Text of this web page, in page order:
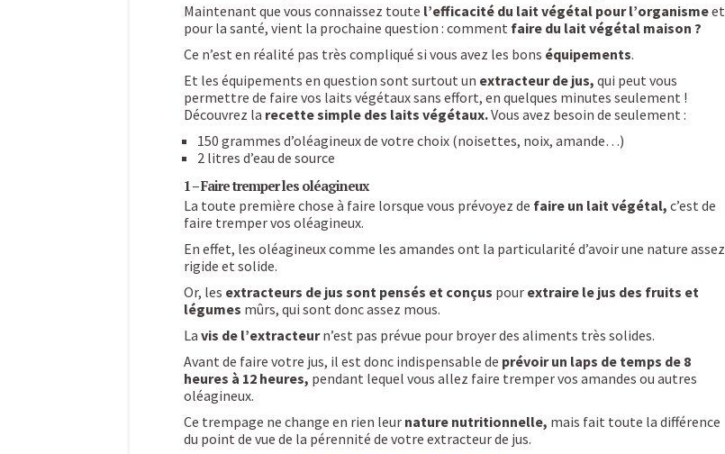
Maintenant que vous connaissez toute l’efficacité du lait végétal pour l’organismeet
pour la santé, vient la prochaine question : comment faire du lait végétal maison ?
Ce n’est en réalité pas très compliqué si vous avez les bons équipements.
Et les équipements en question sont surtout un extracteur de jus, qui peut vous
permettre de faire vos laits végétaux sans effort, en quelques minutes seulement !
Découvrez la recette simple des laits végétaux.Vous avez besoin de seulement :
150 grammes d’oléagineux de votre choix (noisettes, noix, amande…)
2 litres d’eau de source
1 – Faire tremper les oléagineux
La toute première chose à faire lorsque vous prévoyez de faire un lait végétal, c’est de
faire tremper vos oléagineux.
En effet, les oléagineux comme les amandes ont la particularité d’avoir une nature assez
rigide et solide.
Or, les extracteurs de jus sont pensés et conçus pour extraire le jus des fruits et
légumes mûrs, qui sont donc assez mous.
La vis de l’extracteurn’est pas prévue pour broyer des aliments très solides.
Avant de faire votre jus, il est donc indispensable de prévoir un laps de temps de 8
heures à 12 heures, pendant lequel vous allez faire tremper vos amandes ou autres
oléagineux.
Ce trempage ne change en rien leur nature nutritionnelle, mais fait toute la différence
du point de vue de la pérennité de votre extracteur de jus.